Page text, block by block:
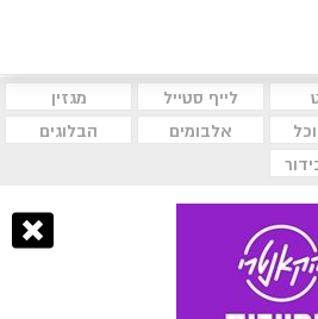
לייף סטייל
מגזין
אלבומים
הבלוגים